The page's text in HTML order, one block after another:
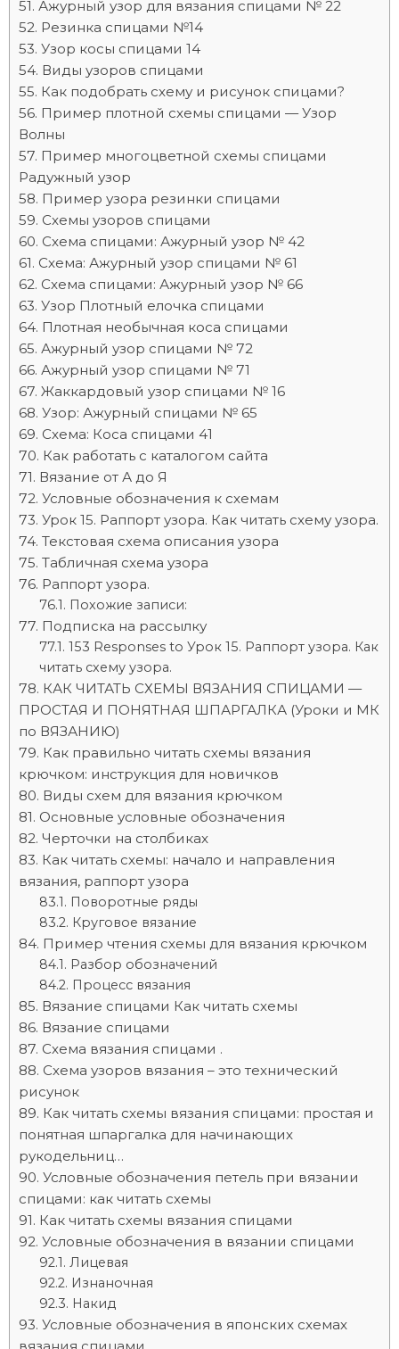
Ажурный узор для вязания спицами № 22
Резинка спицами №14
Узор косы спицами 14
Виды узоров спицами
Как подобрать схему и рисунок спицами?
Пример плотной схемы спицами — Узор
Волны
Пример многоцветной схемы спицами
Радужный узор
Пример узора резинки спицами
Схемы узоров спицами
Схема спицами: Ажурный узор № 42
Схема: Ажурный узор спицами № 61
Схема спицами: Ажурный узор № 66
Узор Плотный елочка спицами
Плотная необычная коса спицами
Ажурный узор спицами № 72
Ажурный узор спицами № 71
Жаккардовый узор спицами № 16
Узор: Ажурный спицами № 65
Схема: Коса спицами 41
Как работать с каталогом сайта
Вязание от А до Я
Условные обозначения к схемам
Урок 15. Раппорт узора. Как читать схему узора.
Текстовая схема описания узора
Табличная схема узора
Раппорт узора.
Похожие записи:
Подписка на рассылку
153 Responses to Урок 15. Раппорт узора. Как
читать схему узора.
КАК ЧИТАТЬ СХЕМЫ ВЯЗАНИЯ СПИЦАМИ —
ПРОСТАЯ И ПОНЯТНАЯ ШПАРГАЛКА (Уроки и МК
по ВЯЗАНИЮ)
Как правильно читать схемы вязания
крючком: инструкция для новичков
Виды схем для вязания крючком
Основные условные обозначения
Черточки на столбиках
Как читать схемы: начало и направления
вязания, раппорт узора
Поворотные ряды
Круговое вязание
Пример чтения схемы для вязания крючком
Разбор обозначений
Процесс вязания
Вязание спицами Как читать схемы
Вязание спицами
Схема вязания спицами .
Схема узоров вязания – это технический
рисунок
Как читать схемы вязания спицами: простая и
понятная шпаргалка для начинающих
рукодельниц…
Условные обозначения петель при вязании
спицами: как читать схемы
Как читать схемы вязания спицами
Условные обозначения в вязании спицами
Лицевая
Изнаночная
Накид
Условные обозначения в японских схемах